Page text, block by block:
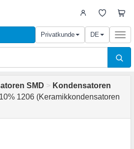
Privatkunde DE
SMD > Kondensatoren
1206 (Keramikkondensatoren